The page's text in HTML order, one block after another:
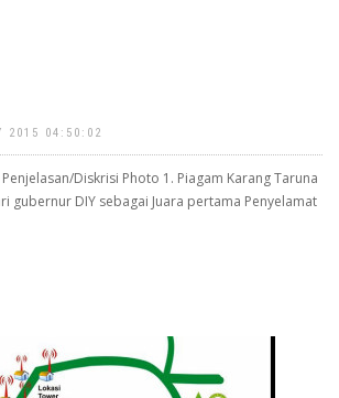
2015 04:50:02
Diskrisi Photo 1. Piagam Karang Taruna
gubernur DIY sebagai Juara pertama Penyelamat